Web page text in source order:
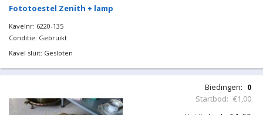
Fototoestel Zenith + lamp
Kavelnr: 6220-135
Conditie: Gebruikt
Kavel sluit: Gesloten
Biedingen: 0
Startbod: €1,00